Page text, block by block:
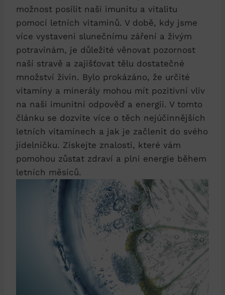
možnost posílit naši imunitu a vitalitu
pomocí letních vitaminů. V době, kdy jsme
více vystaveni slunečnímu záření a živým
potravinám, je důležité věnovat pozornost
naší stravě a zajišťovat tělu dostatečné
množství živin. Bylo prokázáno, že určité
vitamíny a minerály mohou mít pozitivní vliv
na naši imunitní odpověď a energii. V tomto
článku se dozvíte více o těch nejúčinnějších
letních vitamínech a jak je začlenit do svého
jídelníčku. Získejte znalosti, které vám
pomohou zůstat zdraví a plni energie během
letních měsíců.